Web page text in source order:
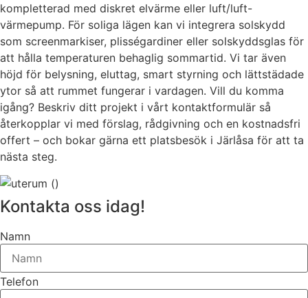
kompletterad med diskret elvärme eller luft/luft-
värmepump. För soliga lägen kan vi integrera solskydd
som screenmarkiser, plisségardiner eller solskyddsglas för
att hålla temperaturen behaglig sommartid. Vi tar även
höjd för belysning, eluttag, smart styrning och lättstädade
ytor så att rummet fungerar i vardagen. Vill du komma
igång? Beskriv ditt projekt i vårt kontaktformulär så
återkopplar vi med förslag, rådgivning och en kostnadsfri
offert – och bokar gärna ett platsbesök i Järlåsa för att ta
nästa steg.
Kontakta oss idag!
Namn
Telefon